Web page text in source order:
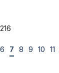
6 7 8 9 10 11